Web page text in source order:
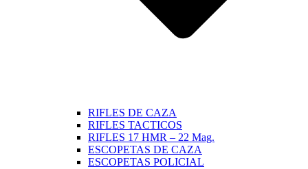
RIFLES DE CAZA
RIFLES TACTICOS
RIFLES 17 HMR – 22 Mag.
ESCOPETAS DE CAZA
ESCOPETAS POLICIAL